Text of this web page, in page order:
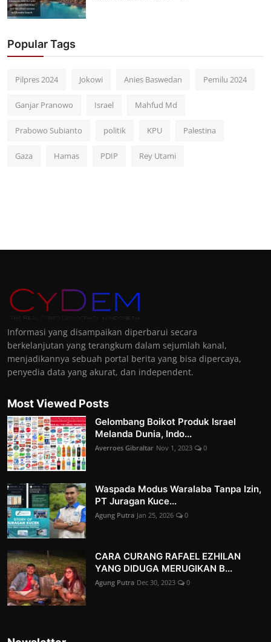
Popular Tags
Pilpres 2024 Jokowi Anies Baswedan Pemilu 2024
Ganjar Pranowo Israel Mahfud Md
Prabowo Subianto politik KPU Palestina
Gaza Hamas PDIP Rey Utami
Informasi yang disampaikan diperbarui secara
berkelanjutan yang terangkum dalam sejumlah kanal,
menjadikannya sebuah portal berita yang bisa dipercaya,
penyedia data yang akurat, dan independent.
Most Viewed Posts
Gelombang Boikot Produk Israel
Melanda Dunia, Indo...
Averroes Gibraltar Nov 1, 2023 0
Waspada Modus Waralaba Tanpa Izin,
PT Juragan Kuce...
Agung Putra Jan 25, 2026 0
CARA CURANG RAFAEL EZHILAN
YANG DIDUGA MERUGIKAN B...
Agung Putra Dec 30, 2023 0